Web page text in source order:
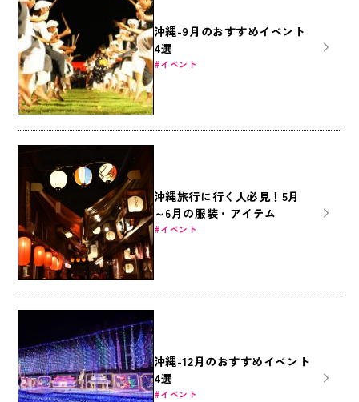
沖縄-9月のおすすめイベント
4選
イベント
沖縄旅行に行く人必見！5月
～6月の服装・アイテム
イベント
沖縄-12月のおすすめイベント
4選
イベント